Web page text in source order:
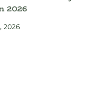
2026
2026